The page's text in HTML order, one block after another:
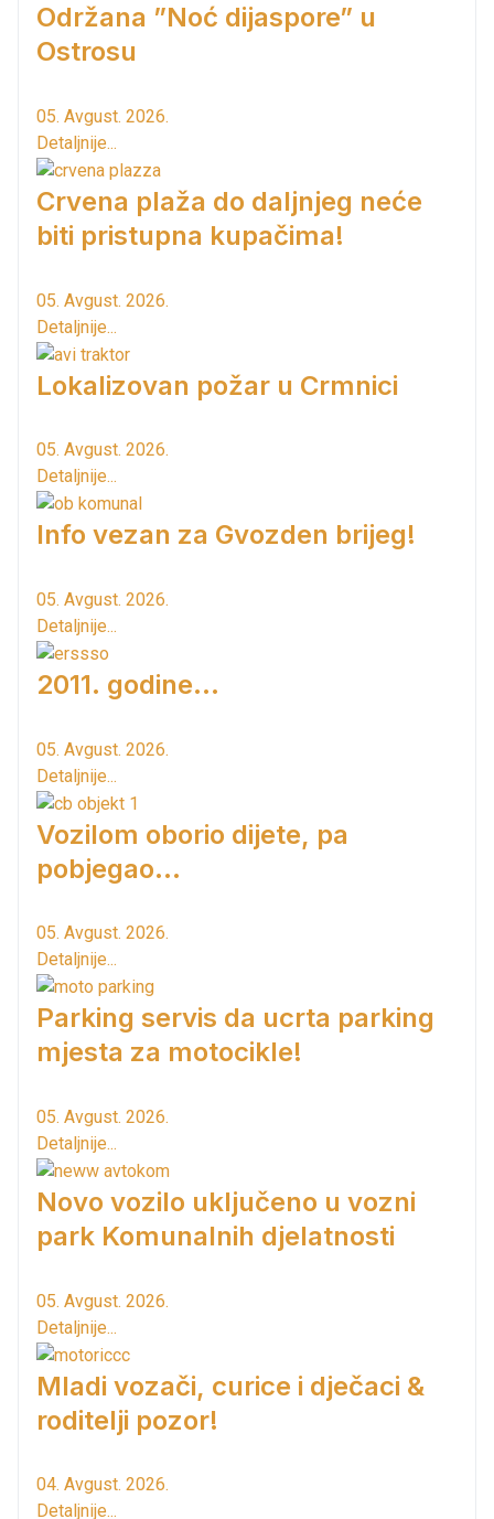
Održana ”Noć dijaspore” u
Ostrosu
05. Avgust. 2026.
Detaljnije...
Crvena plaža do daljnjeg neće
biti pristupna kupačima!
05. Avgust. 2026.
Detaljnije...
Lokalizovan požar u Crmnici
05. Avgust. 2026.
Detaljnije...
Info vezan za Gvozden brijeg!
05. Avgust. 2026.
Detaljnije...
2011. godine...
05. Avgust. 2026.
Detaljnije...
Vozilom oborio dijete, pa
pobjegao...
05. Avgust. 2026.
Detaljnije...
Parking servis da ucrta parking
mjesta za motocikle!
05. Avgust. 2026.
Detaljnije...
Novo vozilo uključeno u vozni
park Komunalnih djelatnosti
05. Avgust. 2026.
Detaljnije...
Mladi vozači, curice i dječaci &
roditelji pozor!
04. Avgust. 2026.
Detaljnije...